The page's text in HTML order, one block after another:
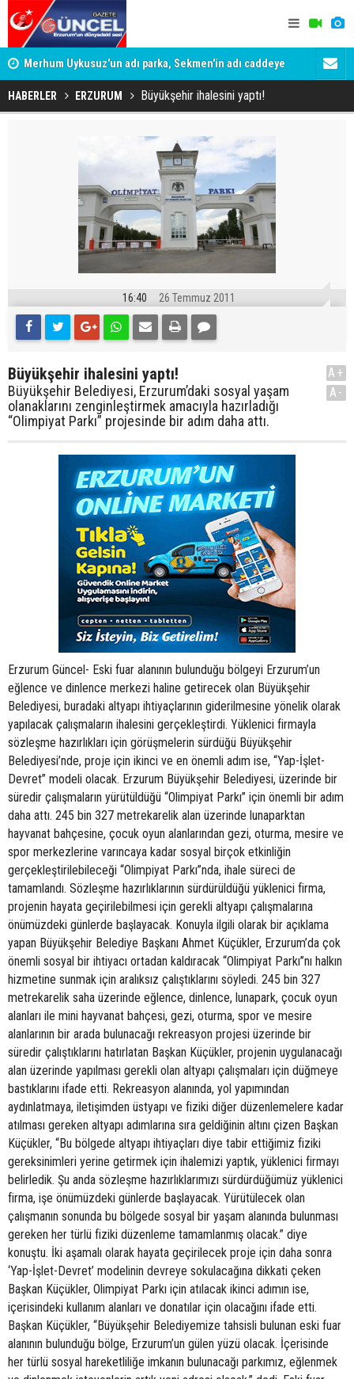
Merhum Uykusuz'un adı parka, Sekmen'in adı caddeye
verildi
HABERLER ERZURUM Büyükşehir ihalesini yaptı!
16:40 26 Temmuz 2011
Büyükşehir ihalesini yaptı!
Büyükşehir Belediyesi, Erzurum’daki sosyal yaşam
olanaklarını zenginleştirmek amacıyla hazırladığı
“Olimpiyat Parkı” projesinde bir adım daha attı.
A+
A-
Erzurum Güncel- Eski fuar alanının bulunduğu bölgeyi Erzurum’un
eğlence ve dinlence merkezi haline getirecek olan Büyükşehir
Belediyesi, buradaki altyapı ihtiyaçlarının giderilmesine yönelik olarak
yapılacak çalışmaların ihalesini gerçekleştirdi. Yüklenici firmayla
sözleşme hazırlıkları için görüşmelerin sürdüğü Büyükşehir
Belediyesi’nde, proje için ikinci ve en önemli adım ise, “Yap-İşlet-
Devret” modeli olacak. Erzurum Büyükşehir Belediyesi, üzerinde bir
süredir çalışmaların yürütüldüğü “Olimpiyat Parkı” için önemli bir adım
daha attı. 245 bin 327 metrekarelik alan üzerinde lunaparktan
hayvanat bahçesine, çocuk oyun alanlarından gezi, oturma, mesire ve
spor merkezlerine varıncaya kadar sosyal birçok etkinliğin
gerçekleştirilebileceği “Olimpiyat Parkı”nda, ihale süreci de
tamamlandı. Sözleşme hazırlıklarının sürdürüldüğü yüklenici firma,
projenin hayata geçirilebilmesi için gerekli altyapı çalışmalarına
önümüzdeki günlerde başlayacak. Konuyla ilgili olarak bir açıklama
yapan Büyükşehir Belediye Başkanı Ahmet Küçükler, Erzurum’da çok
önemli sosyal bir ihtiyacı ortadan kaldıracak “Olimpiyat Parkı”nı halkın
hizmetine sunmak için aralıksız çalıştıklarını söyledi. 245 bin 327
metrekarelik saha üzerinde eğlence, dinlence, lunapark, çocuk oyun
alanları ile mini hayvanat bahçesi, gezi, oturma, spor ve mesire
alanlarının bir arada bulunacağı rekreasyon projesi üzerinde bir
süredir çalıştıklarını hatırlatan Başkan Küçükler, projenin uygulanacağı
alan üzerinde yapılması gerekli olan altyapı çalışmaları için düğmeye
bastıklarını ifade etti. Rekreasyon alanında, yol yapımından
aydınlatmaya, iletişimden üstyapı ve fiziki diğer düzenlemelere kadar
atılması gereken altyapı adımlarına sıra geldiğinin altını çizen Başkan
Küçükler, “Bu bölgede altyapı ihtiyaçları diye tabir ettiğimiz fiziki
gereksinimleri yerine getirmek için ihalemizi yaptık, yüklenici firmayı
belirledik. Şu anda sözleşme hazırlıklarımızı sürdürdüğümüz yüklenici
firma, işe önümüzdeki günlerde başlayacak. Yürütülecek olan
çalışmanın sonunda bu bölgede sosyal bir yaşam alanında bulunması
gereken her türlü fiziki düzenleme tamamlanmış olacak.” diye
konuştu. İki aşamalı olarak hayata geçirilecek proje için daha sonra
‘Yap-İşlet-Devret’ modelinin devreye sokulacağına dikkati çeken
Başkan Küçükler, Olimpiyat Parkı için atılacak ikinci adımın ise,
içerisindeki kullanım alanları ve donatılar için olacağını ifade etti.
Başkan Küçükler, “Büyükşehir Belediyemize tahsisli bulunan eski fuar
alanının bulunduğu bölge, Erzurum’un gülen yüzü olacak. İçerisinde
her türlü sosyal hareketliliğe imkanın bulunacağı parkımız, eğlenmek